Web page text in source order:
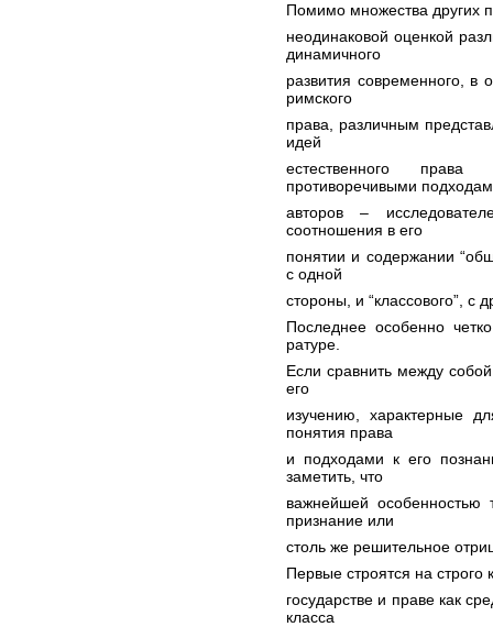
Помимо множества других
неодинаковой оценкой
динамичного
развития современного, в
римского
права, различным
идей
естественного
противоречивыми
авторов –
соотношения в его
понятии и содержании
с одной
стороны, и “классового”, с
Последнее особенно
ратуре.
Если сравнить между
его
изучению, характерные
понятия права
и подходами к его
заметить, что
важнейшей особенностью
признание или
столь же решительное
Первые строятся на строго
государстве и праве как
класса